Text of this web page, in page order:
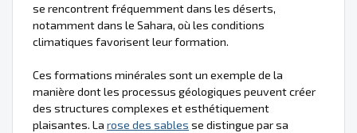
se rencontrent fréquemment dans les déserts,
notamment dans le Sahara, où les conditions
climatiques favorisent leur formation.
Ces formations minérales sont un exemple de la
manière dont les processus géologiques peuvent créer
des structures complexes et esthétiquement
plaisantes. La rose des sables se distingue par sa